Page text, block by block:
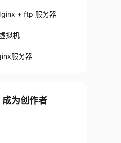
+ ftp 服务器
拟机
服务器
为创作者